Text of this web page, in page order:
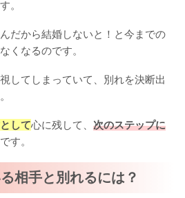
。
だから結婚しないと！と今までの
くなるのです。
してしまっていて、別れを決断出
して心に残して、 次のステップに
す。
相手と別れるには？